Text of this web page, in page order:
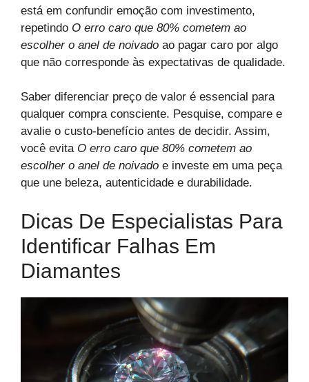
está em confundir emoção com investimento,
repetindo O erro caro que 80% cometem ao
escolher o anel de noivado ao pagar caro por algo
que não corresponde às expectativas de qualidade.
Saber diferenciar preço de valor é essencial para
qualquer compra consciente. Pesquise, compare e
avalie o custo-benefício antes de decidir. Assim,
você evita O erro caro que 80% cometem ao
escolher o anel de noivado e investe em uma peça
que une beleza, autenticidade e durabilidade.
Dicas De Especialistas Para
Identificar Falhas Em
Diamantes